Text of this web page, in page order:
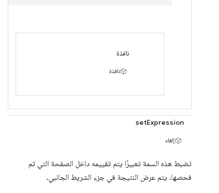
نافذة
نافذة
setExpression
إلغاء
تضبط هذه السمة تعبيرًا يتم تقييمه داخل الصفحة التي تم
فحصها. يتم عرض النتيجة في جزء الشريط الجانبي.